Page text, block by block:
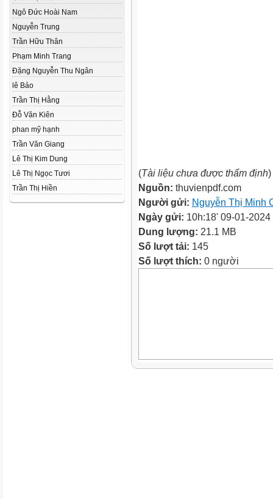
Ngô Đức Hoài Nam
Nguyễn Trung
Trần Hữu Thân
Phạm Minh Trang
Đặng Nguyễn Thu Ngân
lê Bảo
Trần Thị Hằng
Đỗ Văn Kiên
phan mỹ hạnh
Trần Văn Giang
Lê Thị Kim Dung
Lê Thị Ngọc Tươi
Trần Thị Hiền
(Tài liệu chưa được thẩm định)
Nguồn: thuvienpdf.com
Người gửi: Nguyễn Thị Minh
Ngày gửi: 10h:18' 09-01-2024
Dung lượng: 21.1 MB
Số lượt tải: 145
Số lượt thích: 0 người